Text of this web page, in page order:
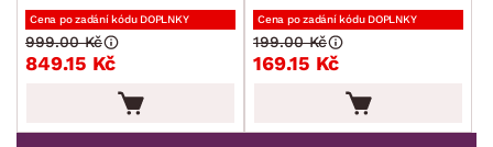
Sedací soupravy a pohovky
Sestavy a stěny
Drobný nábytek
Spotřebiče
BARVA
Cena po zadání kódu DOPLNKY
849.15 Kč
999.00 Kč
Cena po zadání kódu DOPLNKY
169.15 Kč
199.00 Kč